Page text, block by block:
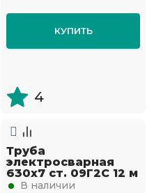
КУПИТЬ
4
Труба
электросварная
630х7 ст. 09Г2С 12 м
В наличии